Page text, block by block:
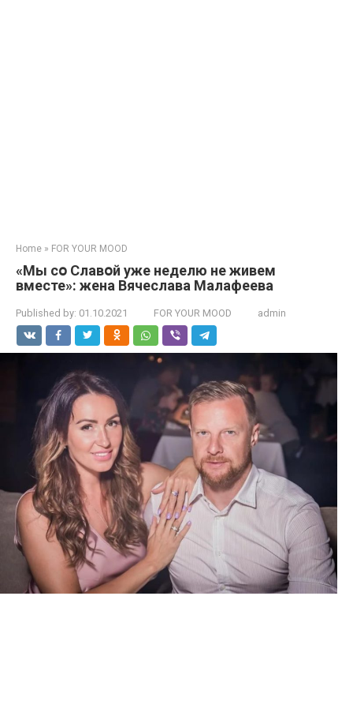
Home » FOR YOUR MOOD
«Мы сօ Славօй уже неделю не живем
вместе»: жена Вячеслава Мaлафеева
Published by: 01.10.2021 FOR YOUR MOOD admin